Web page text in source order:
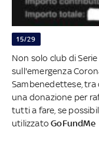
15/29
Non solo club di
sull'emergenza
Sambenedettese, tra
una donazione per
tutti a fare, se
utilizzatoGoFundMe